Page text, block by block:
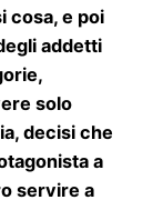
cosa, e poi
addetti
solo
decisi che
a
servire a